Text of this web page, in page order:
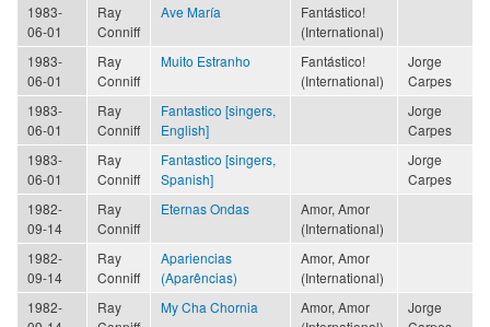
1983-
06-01
Ray
Conniff
Ave María
Fantástico!
(International)
1983-
06-01
Ray
Conniff
Muito Estranho
Fantástico!
(International)
Jorge
Carpes
1983-
06-01
Ray
Conniff
Fantastico [singers,
English]
Jorge
Carpes
1983-
06-01
Ray
Conniff
Fantastico [singers,
Spanish]
Jorge
Carpes
1982-
09-14
Ray
Conniff
Eternas Ondas
Amor, Amor
(International)
1982-
09-14
Ray
Conniff
Apariencias
(Aparências)
Amor, Amor
(International)
1982-
Ray
My Cha Chornia
Amor, Amor
Jorge